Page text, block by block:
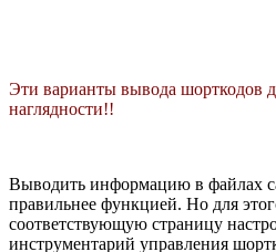
Эти варианты вывода шорткодов
наглядности!!
Выводить информацию в файлах
правильнее функцией. Но для
соответствующую страницу
инструментарий управления